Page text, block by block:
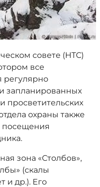
совете (НТС)
все
регулярно
запланированных
просветительских
охраны также
посещения
зона «Столбов»,
(скалы
и др.). Его